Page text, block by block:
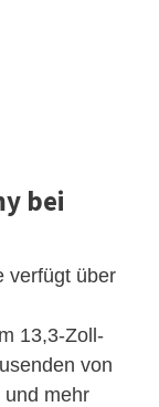
bei
verfügt über
13,3-Zoll-
von
und mehr